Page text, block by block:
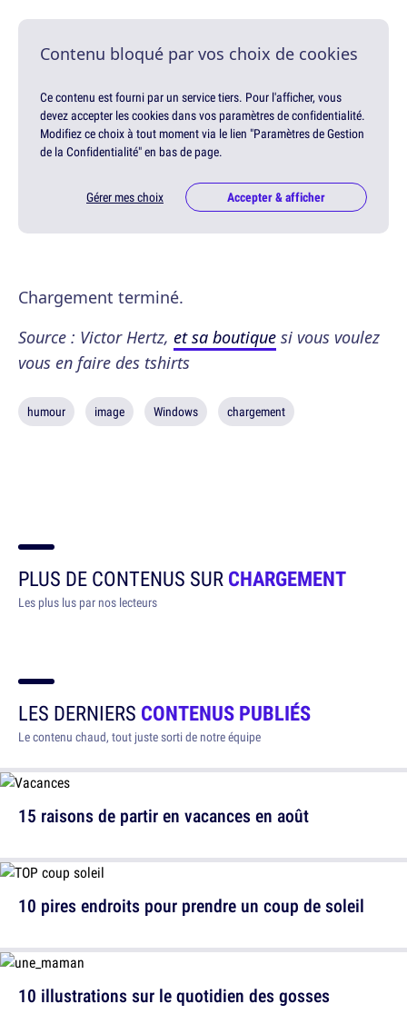
Contenu bloqué par vos choix de cookies
Ce contenu est fourni par un service tiers. Pour l'afficher, vous
devez accepter les cookies dans vos paramètres de confidentialité.
Modifiez ce choix à tout moment via le lien "Paramètres de Gestion
de la Confidentialité" en bas de page.
Gérer mes choix Accepter & afficher
Chargement terminé.
Source : Victor Hertz, et sa boutique si vous voulez
vous en faire des tshirts
humour image Windows chargement
PLUS DE CONTENUS SURCHARGEMENT
Les plus lus par nos lecteurs
LES DERNIERS CONTENUS PUBLIÉS
Le contenu chaud, tout juste sorti de notre équipe
15 raisons de partir en vacances en août
10 illustrations sur le quotidien des gosses
10 pires endroits pour prendre un coup de soleil